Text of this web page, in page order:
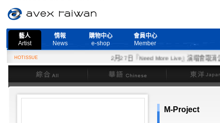
藝人
Artist
情報
News
購物中心
e-shop
會員中心
Member
HOTISSUE
2月27日『Need More Live』演唱會取消公告
綜合
華語 東洋
M-Project